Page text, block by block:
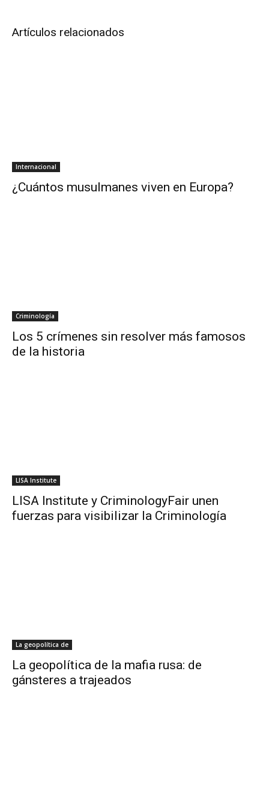
Artículos relacionados
Internacional
¿Cuántos musulmanes viven en Europa?
Criminología
Los 5 crímenes sin resolver más famosos
de la historia
LISA Institute
LISA Institute y CriminologyFair unen
fuerzas para visibilizar la Criminología
La geopolítica de
La geopolítica de la mafia rusa: de
gánsteres a trajeados